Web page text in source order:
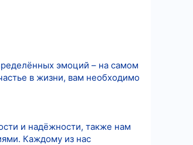
эмоций – на самом
в жизни, вам необходимо
и надёжности, также нам
Каждому из нас